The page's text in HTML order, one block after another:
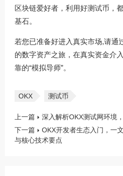
区块链爱好者，利用好测试币，
基石。
若您已准备好进入真实市场,请通
的数字资产之旅，在真实资金介
靠的“模拟导师”。
OKX 测试币
上一篇
深入解析OKX测试网环境
下一篇
OKX开发者生态入门，一
与核心技术要点